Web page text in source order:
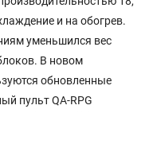
и на обогрев.
уменьшился вес
В новом
обновленные
пульт QA-RPG